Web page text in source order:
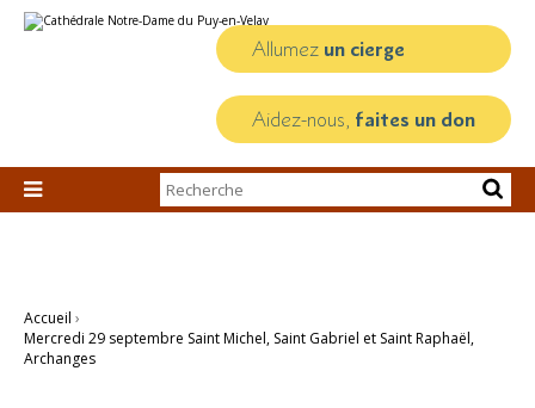
au
personnels
Allumez un cierge
Aidez-nous, faites un don

Chercher par
Recherche
Accueil ›
Mercredi 29 septembre Saint Michel, Saint Gabriel et Saint Raphaël,
Archanges